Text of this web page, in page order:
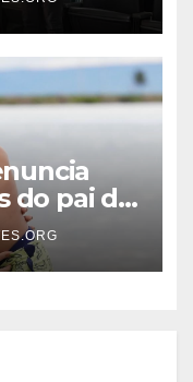
do pai do